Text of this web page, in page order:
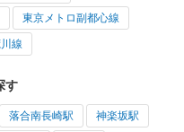
東京メトロ副都心線
線
す
落合南長崎駅 神楽坂駅